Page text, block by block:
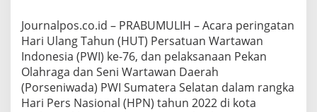
a
n
P
o
r
s
n
Journalpos.co.id – PRABUMULIH – Acara peringatan
Hari Ulang Tahun (HUT) Persatuan Wartawan
Indonesia (PWI) ke-76, dan pelaksanaan Pekan
Olahraga dan Seni Wartawan Daerah
(Porseniwada) PWI Sumatera Selatan dalam rangka
Hari Pers Nasional (HPN) tahun 2022 di kota